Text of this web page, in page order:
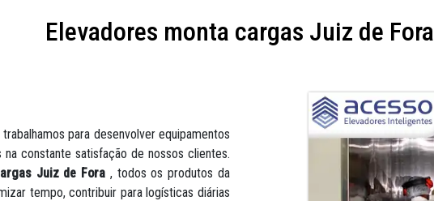
Elevadores monta cargas Juiz de Fora
trabalhamos para desenvolver equipamentos
constante satisfação de nossos clientes.
Juiz de Fora , todos os produtos da
tempo, contribuir para logísticas diárias